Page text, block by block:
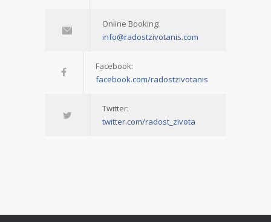
Online Booking:
info@radostzivotanis.com
Facebook:
facebook.com/radostzivotanis
Twitter:
twitter.com/radost_zivota